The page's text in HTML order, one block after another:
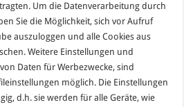
Um die Datenverarbeitung durch
Sie die Möglichkeit, sich vor Aufruf
auszuloggen und alle Cookies aus
Weitere Einstellungen und
Daten für Werbezwecke, sind
möglich. Die Einstellungen
d.h. sie werden für alle Geräte, wie